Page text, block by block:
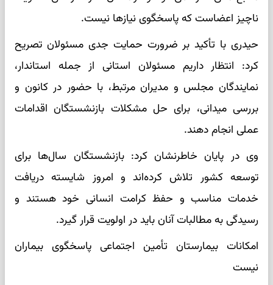
ناچیز اعضاست که پاسخگوی نیازها نیست.
حیدری با تأکید بر ضرورت حمایت جدی مسئولان تصریح
کرد: انتظار داریم مسئولان استانی از جمله استاندار،
نمایندگان مجلس و مدیران مرتبط، با حضور در کانون و
بررسی میدانی، برای حل مشکلات بازنشستگان اقدامات
عملی انجام دهند.
وی در پایان خاطرنشان کرد: بازنشستگان سال‌ها برای
توسعه کشور تلاش کرده‌اند و امروز شایسته دریافت
خدمات مناسب و حفظ کرامت انسانی خود هستند و
رسیدگی به مطالبات آنان باید در اولویت قرار گیرد.
امکانات بیمارستان تأمین اجتماعی پاسخگوی بیماران
نیست